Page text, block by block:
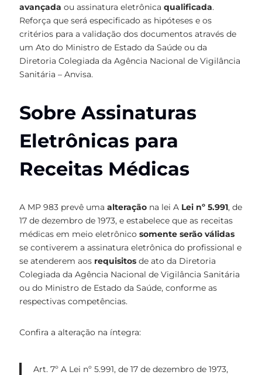
avançada ou assinatura eletrônica qualificada.
Reforça que será especificado as hipóteses e os
critérios para a validação dos documentos através de
um Ato do Ministro de Estado da Saúde ou da
Diretoria Colegiada da Agência Nacional de Vigilância
Sanitária – Anvisa.
Sobre Assinaturas
Eletrônicas para
Receitas Médicas
A MP 983 prevê uma alteração na lei A Lei nº 5.991, de
17 de dezembro de 1973, e estabelece que as receitas
médicas em meio eletrônico somente serão válidas
se contiverem a assinatura eletrônica do profissional e
se atenderem aos requisitos de ato da Diretoria
Colegiada da Agência Nacional de Vigilância Sanitária
ou do Ministro de Estado da Saúde, conforme as
respectivas competências.
Confira a alteração na íntegra:
Art. 7º A Lei nº 5.991, de 17 de dezembro de 1973,